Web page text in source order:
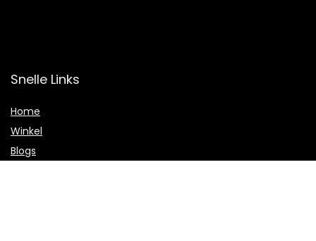
Snelle Links
Home
Winkel
Blogs